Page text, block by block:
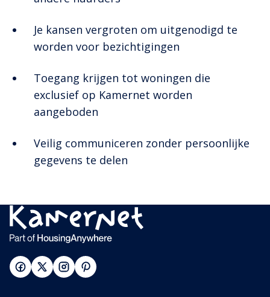
Je kansen vergroten om uitgenodigd te
worden voor bezichtigingen
Toegang krijgen tot woningen die
exclusief op Kamernet worden
aangeboden
Veilig communiceren zonder persoonlijke
gegevens te delen